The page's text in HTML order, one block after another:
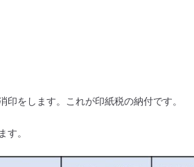
をします。これが印紙税の納付です。
。